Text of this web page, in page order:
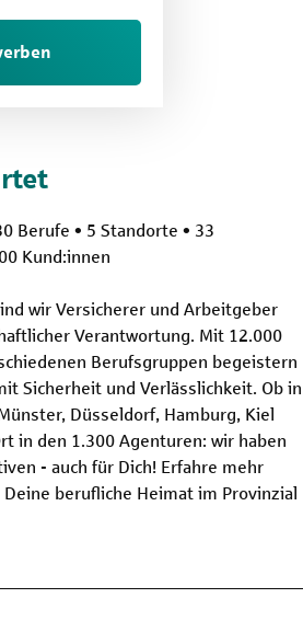
Berufe • 5 Standorte • 33
Kund:innen
wir Versicherer und Arbeitgeber
Verantwortung. Mit 12.000
Berufsgruppen begeistern
Sicherheit und Verlässlichkeit. Ob in
Düsseldorf, Hamburg, Kiel
in den 1.300 Agenturen: wir haben
- auch für Dich! Erfahre mehr
berufliche Heimat im Provinzial